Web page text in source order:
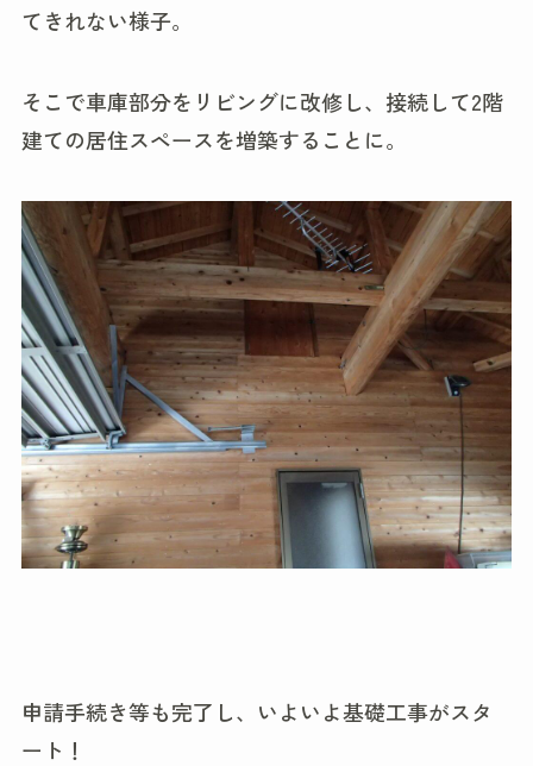
てきれない様子。
そこで車庫部分をリビングに改修し、接続して2階
建ての居住スペースを増築することに。
申請手続き等も完了し、いよいよ基礎工事がスタ
ート！